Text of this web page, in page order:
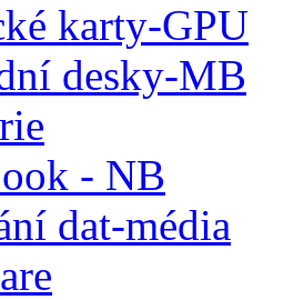
karty-GPU
desky-MB
- NB
dat-média